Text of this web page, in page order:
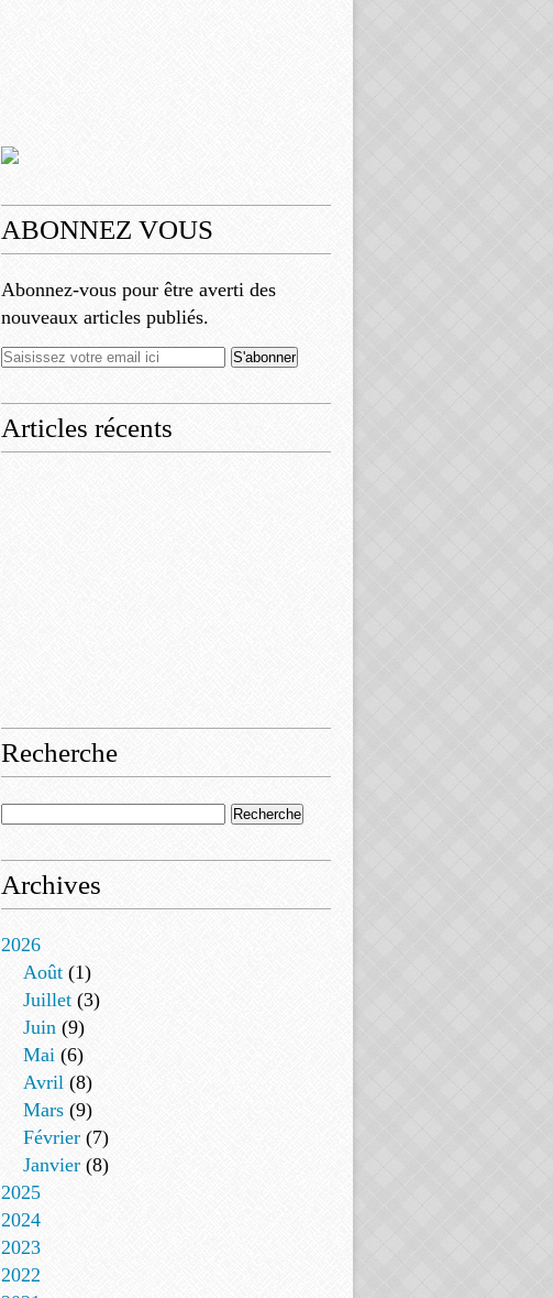
ABONNEZ VOUS
Abonnez-vous pour être averti des
nouveaux articles publiés.
Articles récents
Recherche
Archives
2026
Août (1)
Juillet (3)
Juin (9)
Mai (6)
Avril (8)
Mars (9)
Février (7)
Janvier (8)
2025
2024
2023
2022